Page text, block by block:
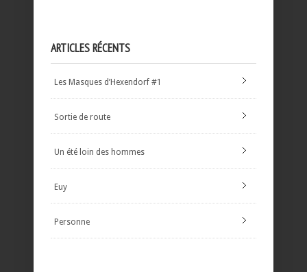
ARTICLES RÉCENTS
Les Masques d’Hexendorf #1
Sortie de route
Un été loin des hommes
Euy
Personne